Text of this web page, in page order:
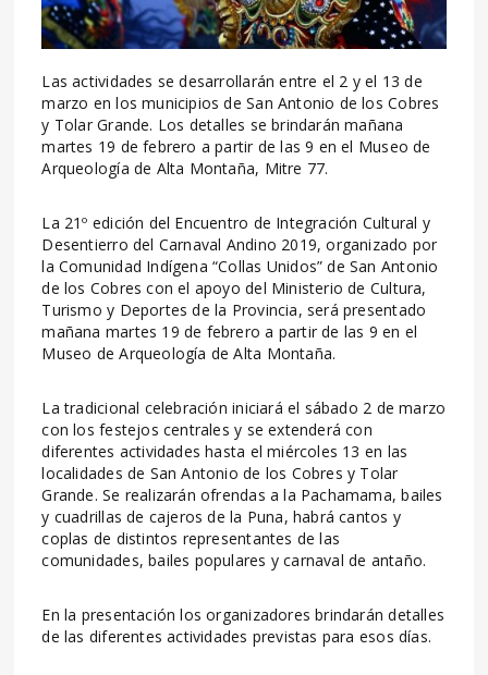
Las actividades se desarrollarán entre el 2 y el 13 de
marzo en los municipios de San Antonio de los Cobres
y Tolar Grande. Los detalles se brindarán mañana
martes 19 de febrero a partir de las 9 en el Museo de
Arqueología de Alta Montaña, Mitre 77.
La 21º edición del Encuentro de Integración Cultural y
Desentierro del Carnaval Andino 2019, organizado por
la Comunidad Indígena “Collas Unidos” de San Antonio
de los Cobres con el apoyo del Ministerio de Cultura,
Turismo y Deportes de la Provincia, será presentado
mañana martes 19 de febrero a partir de las 9 en el
Museo de Arqueología de Alta Montaña.
La tradicional celebración iniciará el sábado 2 de marzo
con los festejos centrales y se extenderá con
diferentes actividades hasta el miércoles 13 en las
localidades de San Antonio de los Cobres y Tolar
Grande. Se realizarán ofrendas a la Pachamama, bailes
y cuadrillas de cajeros de la Puna, habrá cantos y
coplas de distintos representantes de las
comunidades, bailes populares y carnaval de antaño.
En la presentación los organizadores brindarán detalles
de las diferentes actividades previstas para esos días.